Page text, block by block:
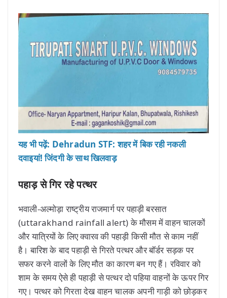
यह भी पढ़ें: Dehradun STF: शहर में बिक रही नकली
दवाइयां! जिंदगी के साथ खिलवाड़
पहाड़ से गिर रहे पत्थर
भवाली-अल्मोड़ा राष्ट्रीय राजमार्ग पर पहाड़ी बरसात
(uttarakhand rainfall alert) के मौसम में वाहन चालकों
और यात्रियों के लिए क्वारव की पहाड़ी किसी मौत से काम नहीं
है। बारिश के बाद पहाड़ी से गिरते पत्थर और बॉर्डर सड़क पर
सफर करने वालों के लिए मौत का कारण बन गए हैं। रविवार को
शाम के समय ऐसे ही पहाड़ी से पत्थर दो पहिया वाहनों के ऊपर गिर
गए। पत्थर को गिरता देख वाहन चालक अपनी गाड़ी को छोड़कर